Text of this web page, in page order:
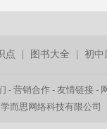
点 图书大全 |初中
-营销合作 -友情链接 -
而思网络科技有限公司